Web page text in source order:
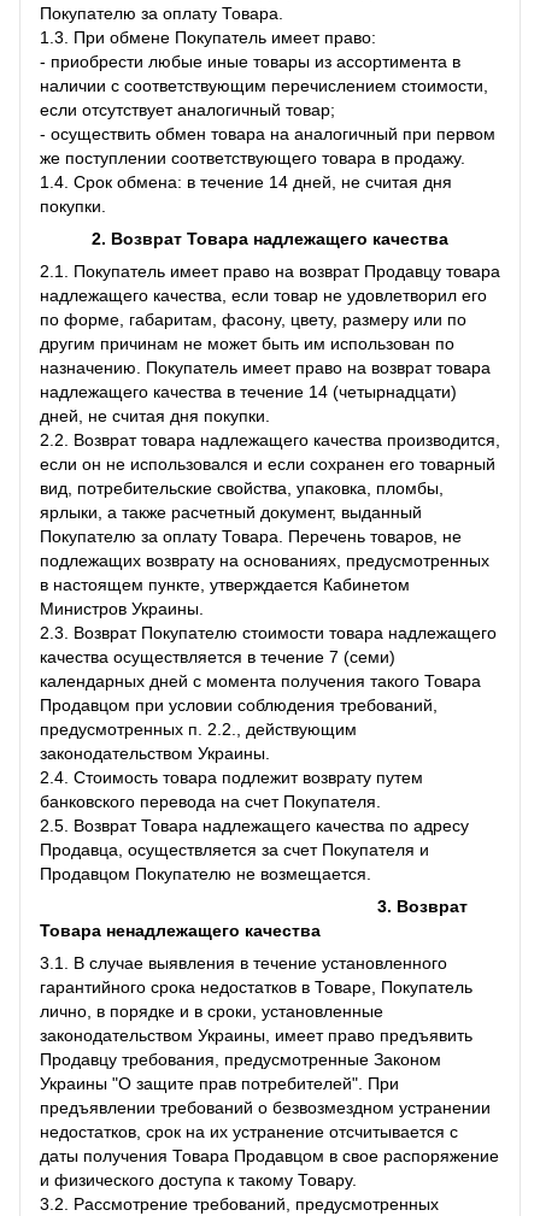
Покупателю за оплату Товара.
1.3. При обмене Покупатель имеет право:
- приобрести любые иные товары из ассортимента в
наличии с соответствующим перечислением стоимости,
если отсутствует аналогичный товар;
- осуществить обмен товара на аналогичный при первом
же поступлении соответствующего товара в продажу.
1.4. Срок обмена: в течение 14 дней, не считая дня
покупки.
2. Возврат Товара надлежащего качества
2.1. Покупатель имеет право на возврат Продавцу товара
надлежащего качества, если товар не удовлетворил его
по форме, габаритам, фасону, цвету, размеру или по
другим причинам не может быть им использован по
назначению. Покупатель имеет право на возврат товара
надлежащего качества в течение 14 (четырнадцати)
дней, не считая дня покупки.
2.2. Возврат товара надлежащего качества производится,
если он не использовался и если сохранен его товарный
вид, потребительские свойства, упаковка, пломбы,
ярлыки, а также расчетный документ, выданный
Покупателю за оплату Товара. Перечень товаров, не
подлежащих возврату на основаниях, предусмотренных
в настоящем пункте, утверждается Кабинетом
Министров Украины.
2.3. Возврат Покупателю стоимости товара надлежащего
качества осуществляется в течение 7 (семи)
календарных дней с момента получения такого Товара
Продавцом при условии соблюдения требований,
предусмотренных п. 2.2., действующим
законодательством Украины.
2.4. Стоимость товара подлежит возврату путем
банковского перевода на счет Покупателя.
2.5. Возврат Товара надлежащего качества по адресу
Продавца, осуществляется за счет Покупателя и
Продавцом Покупателю не возмещается.
3. Возврат
Товара ненадлежащего качества
3.1. В случае выявления в течение установленного
гарантийного срока недостатков в Товаре, Покупатель
лично, в порядке и в сроки, установленные
законодательством Украины, имеет право предъявить
Продавцу требования, предусмотренные Законом
Украины "О защите прав потребителей". При
предъявлении требований о безвозмездном устранении
недостатков, срок на их устранение отсчитывается с
даты получения Товара Продавцом в свое распоряжение
и физического доступа к такому Товару.
3.2. Рассмотрение требований, предусмотренных